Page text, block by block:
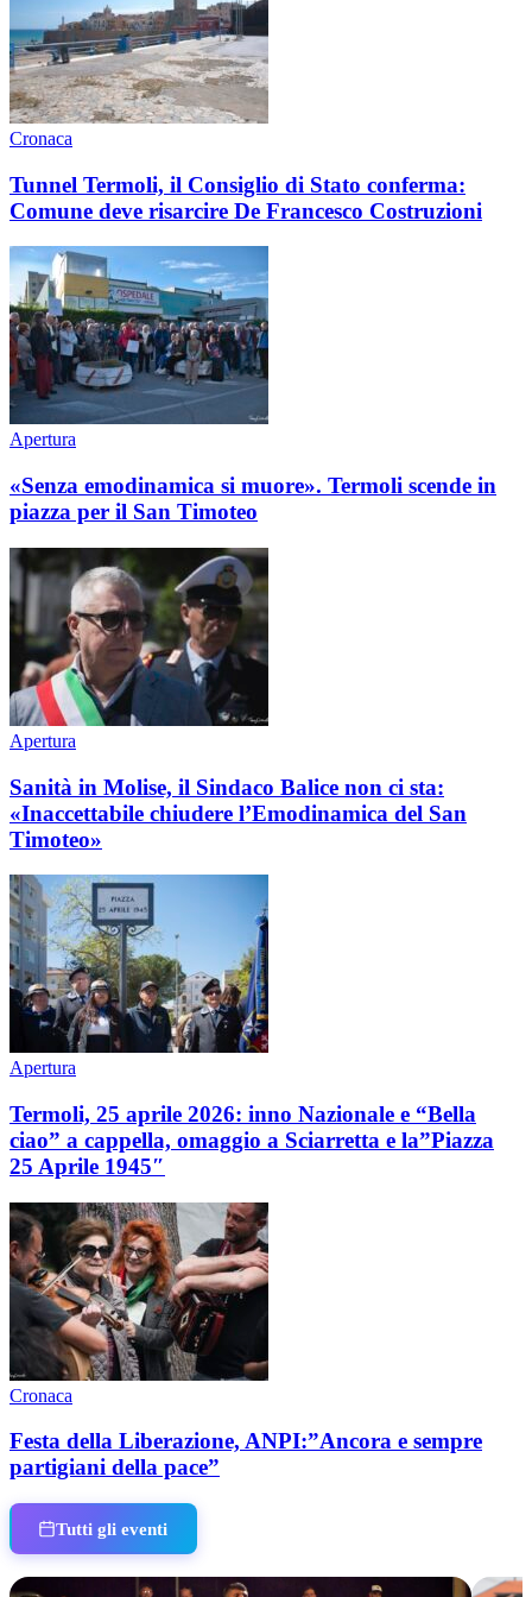
Cronaca
Tunnel Termoli, il Consiglio di Stato conferma:
Comune deve risarcire De Francesco Costruzioni
Apertura
«Senza emodinamica si muore». Termoli scende in
piazza per il San Timoteo
Apertura
Sanità in Molise, il Sindaco Balice non ci sta:
«Inaccettabile chiudere l’Emodinamica del San
Timoteo»
Apertura
Termoli, 25 aprile 2026: inno Nazionale e “Bella
ciao” a cappella, omaggio a Sciarretta e la”Piazza
25 Aprile 1945″
Cronaca
Festa della Liberazione, ANPI:”Ancora e sempre
partigiani della pace”
Tutti gli eventi